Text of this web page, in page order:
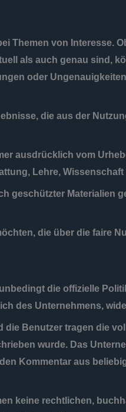
Themen von Interesse.
als auch genau sind,
oder
die aus der
ausdrücklich vom
Lehre,
geschützter Materialien
die über die faire
die offizielle
des Unternehmens,
Benutzer tragen die
wurde. Das
Kommentar aus
keine rechtlichen,